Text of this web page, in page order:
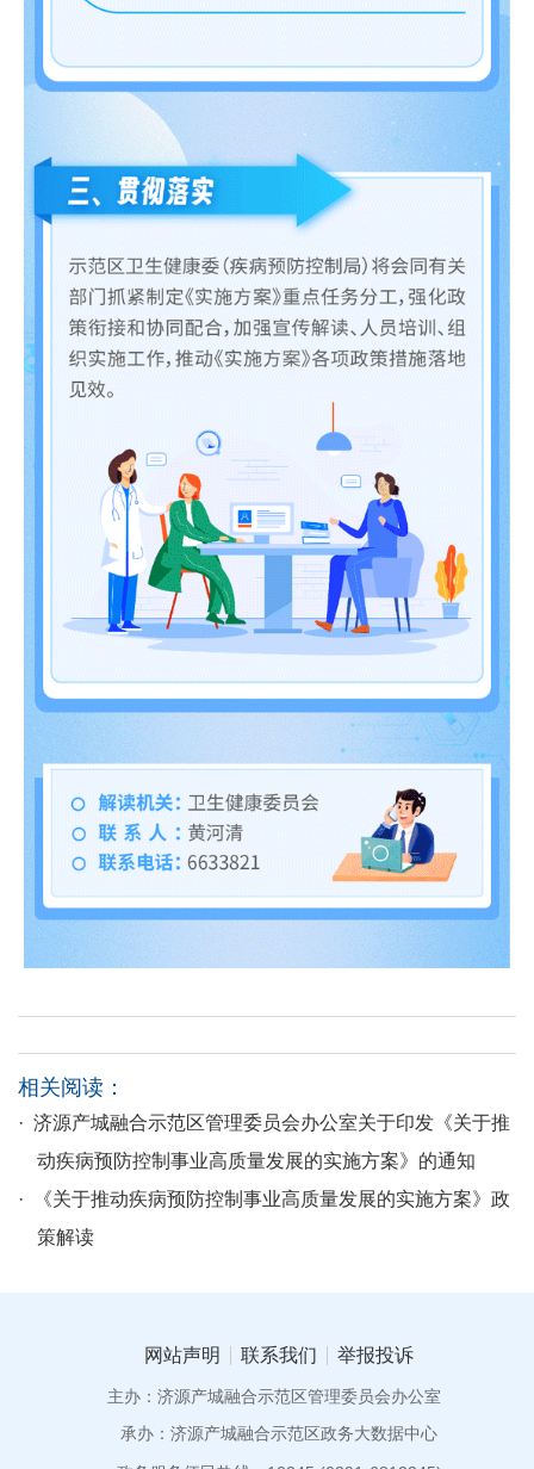
相关阅读：
· 济源产城融合示范区管理委员会办公室关于印发《关于推
动疾病预防控制事业高质量发展的实施方案》的通知
· 《关于推动疾病预防控制事业高质量发展的实施方案》政
策解读
网站声明 联系我们 举报投诉
主办：济源产城融合示范区管理委员会办公室
承办：济源产城融合示范区政务大数据中心